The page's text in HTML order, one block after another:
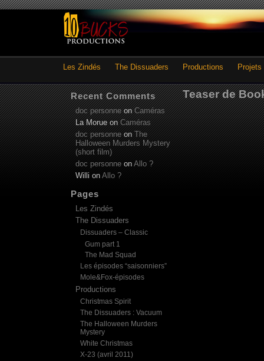
Les Zindés The Dissuaders Productions Projets
Teaser de
Recent Comments
doc personneonCaméras
La MorueonCaméras
doc personneonThe
Halloween Murders Mystery
(short film)
doc personne on Allo ?
Willi on Allo ?
Pages
Les Zindés
The Dissuaders
Dissuaders – Classic
Gum part 1
The Mad Squad
Les épisodes “saisonniers”
Mole&Fox-épisodes
Productions
Christmas Spirit
The Dissuaders : Vacuum
The Halloween Murders
Mystery
White Christmas
X-23 (avril 2011)